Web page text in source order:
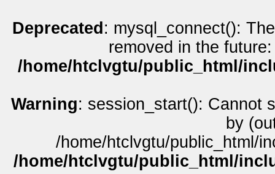
Deprecated : mysql_connect():
removed in the
/home/htclvgtu/public_html/
Warning: session_start(): Cannot
by
/home/htclvgtu/public_html/
/home/htclvgtu/public_html/